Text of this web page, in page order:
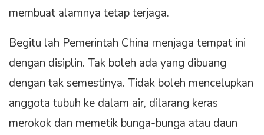
membuat alamnya tetap terjaga.
Begitu lah Pemerintah China menjaga tempat ini
dengan disiplin. Tak boleh ada yang dibuang
dengan tak semestinya. Tidak boleh mencelupkan
anggota tubuh ke dalam air, dilarang keras
merokok dan memetik bunga-bunga atau daun